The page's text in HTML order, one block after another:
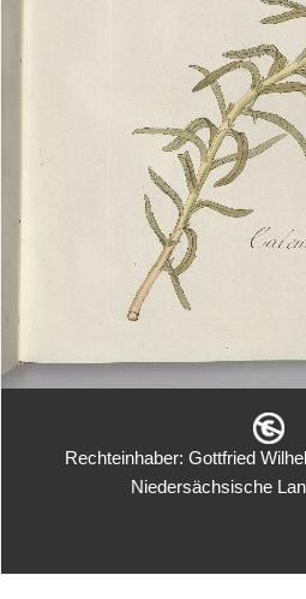
Rechteinhaber: Gottfried
Niedersächsische